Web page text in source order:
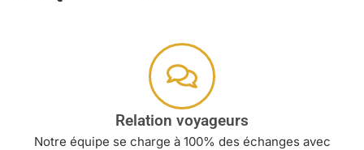
Relation voyageurs
Notre équipe se charge à 100% des échanges avec